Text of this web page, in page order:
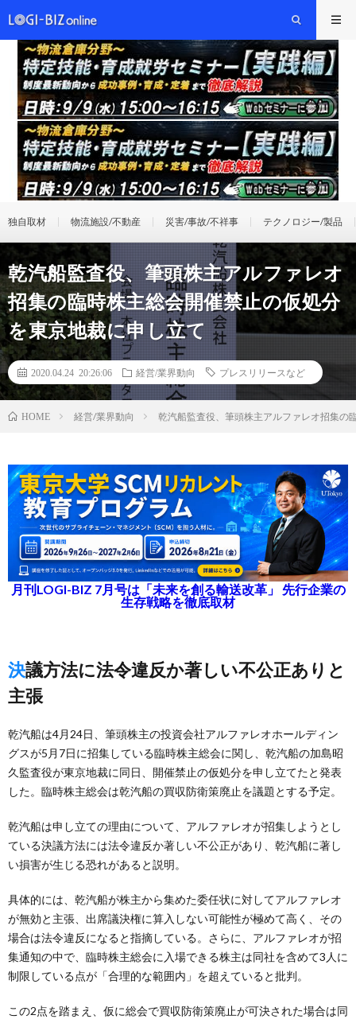
独自取材 物流施設/不動産 災害/事故/不祥事 テクノロジー/製品
乾汽船監査役、筆頭株主アルファレオ
招集の臨時株主総会開催禁止の仮処分
を東京地裁に申し立て
2020.04.24 20:26:06 経営/業界動向 プレスリリースなど
HOME 経営/業界動向 乾汽船監査役、筆頭株主アルファレオ招集の
月刊LOGI-BIZ 7月号は「未来を創る輸送改革」 先行企業の
生存戦略を徹底取材
決議方法に法令違反か著しい不公正ありと
主張
乾汽船は4月24日、筆頭株主の投資会社アルファレオホールディン
グスが5月7日に招集している臨時株主総会に関し、乾汽船の加島昭
久監査役が東京地裁に同日、開催禁止の仮処分を申し立てたと発表
した。臨時株主総会は乾汽船の買収防衛策廃止を議題とする予定。
乾汽船は申し立ての理由について、アルファレオが招集しようとし
ている決議方法には法令違反か著しい不公正があり、乾汽船に著し
い損害が生じる恐れがあると説明。
具体的には、乾汽船が株主から集めた委任状に対してアルファレオ
が無効と主張、出席議決権に算入しない可能性が極めて高く、その
場合は法令違反になると指摘している。さらに、アルファレオが招
集通知の中で、臨時株主総会に入場できる株主は同社を含めて3人に
制限している点が「合理的な範囲内」を超えていると批判。
この2点を踏まえ、仮に総会で買収防衛策廃止が可決された場合は同